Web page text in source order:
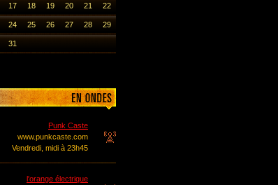
17 18 19 20 21 22
24 25 26 27 28 29
31
Punk Caste
www.punkcaste.com
Vendredi, midi à 23h45
l'orange électrique